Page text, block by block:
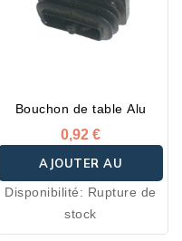
Bouchon de table Alu
0,92 €
AJOUTER AU
PANIER
Disponibilité: Rupture de
stock